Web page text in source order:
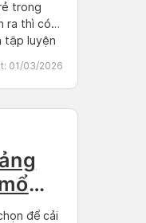
trong
ra thì có 3
tập luyện
01/03/2026
để cải